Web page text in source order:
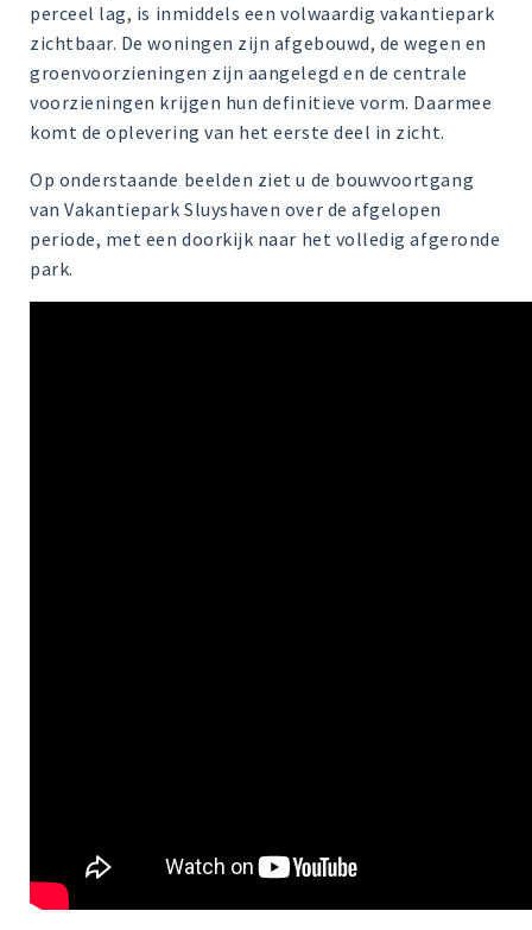
perceel lag, is inmiddels een volwaardig vakantiepark
zichtbaar. De woningen zijn afgebouwd, de wegen en
groenvoorzieningen zijn aangelegd en de centrale
voorzieningen krijgen hun definitieve vorm. Daarmee
komt de oplevering van het eerste deel in zicht.
Op onderstaande beelden ziet u de bouwvoortgang
van Vakantiepark Sluyshaven over de afgelopen
periode, met een doorkijk naar het volledig afgeronde
park.